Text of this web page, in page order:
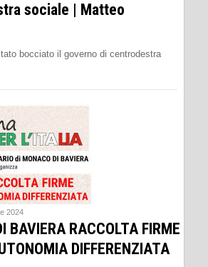
sociale | Matteo
bocciato il governo di centrodestra
2024
BAVIERA RACCOLTA FIRME
DIFFERENZIATA